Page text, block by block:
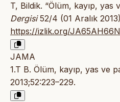
T, Bildik. “Ölüm, kayıp, yas
Dergisi52/4 (01 Aralık
https://izlik.org/
JAMA
1.T B. Ölüm, kayıp, yas ve
2013;52:223–229.